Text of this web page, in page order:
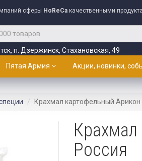
сферы HoReCa качественными
п. Дзержинск, Стахановская, 49
Пятая Армия Акции, новинки,
Крахмал картофельный Арикон
Россия